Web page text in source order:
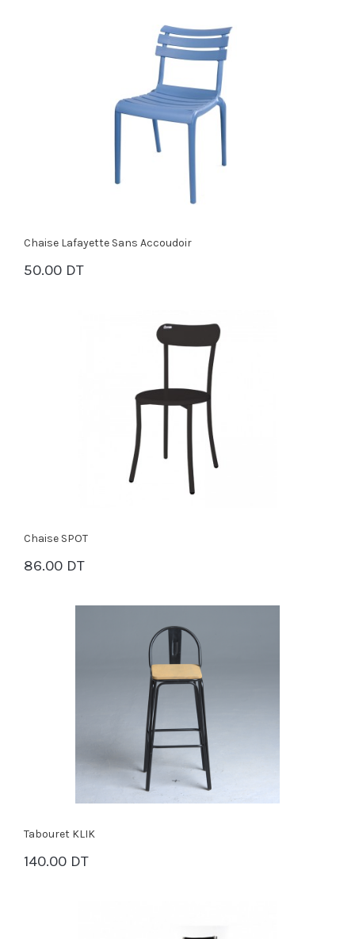
Chaise Lafayette Sans Accoudoir
50.00 DT
PANIER
Chaise SPOT
86.00 DT
PANIER
Tabouret KLIK
140.00 DT
PANIER